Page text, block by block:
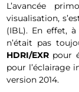
L’avancée
visualisation,
(IBL). En effet,
n’était pas
HDRI/EXR pour
pour l’éclairage
version 2014.